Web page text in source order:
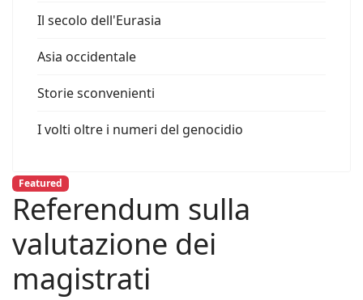
Il secolo dell'Eurasia
Asia occidentale
Storie sconvenienti
I volti oltre i numeri del genocidio
Featured
Referendum sulla
valutazione dei
magistrati